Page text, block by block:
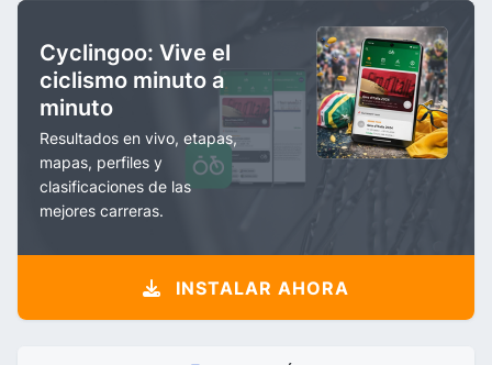
Cyclingoo: Vive el
ciclismo minuto a
minuto
Resultados en vivo, etapas,
mapas, perfiles y
clasificaciones de las
mejores carreras.
INSTALAR AHORA